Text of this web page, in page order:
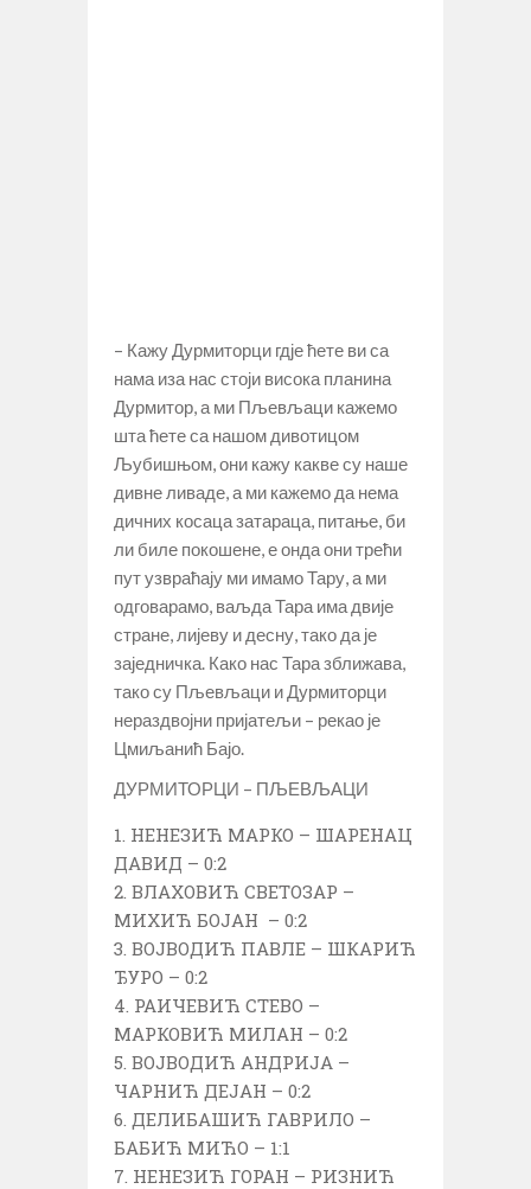
– Кажу Дурмиторци гдје ћете ви са
нама иза нас стоји висока планина
Дурмитор, а ми Пљевљаци кажемо
шта ћете са нашом дивотицом
Љубишњом, они кажу какве су наше
дивне ливаде, а ми кажемо да нема
дичних косаца затараца, питање, би
ли биле покошене, е онда они трећи
пут узвраћају ми имамо Тару, а ми
одговарамо, ваљда Тара има двије
стране, лијеву и десну, тако да је
заједничка. Како нас Тара зближава,
тако су Пљевљаци и Дурмиторци
нераздвојни пријатељи – рекао је
Цмиљанић Бајо.
ДУРМИТОРЦИ – ПЉЕВЉАЦИ
НЕНЕЗИЋ МАРКО – ШАРЕНАЦ
ДАВИД – 0:2
ВЛАХОВИЋ СВЕТОЗАР –
МИХИЋ БОЈАН – 0:2
ВОЈВОДИЋ ПАВЛЕ – ШКАРИЋ
ЂУРО – 0:2
РАИЧЕВИЋ СТЕВО –
МАРКОВИЋ МИЛАН – 0:2
ВОЈВОДИЋ АНДРИЈА –
ЧАРНИЋ ДЕЈАН – 0:2
ДЕЛИБАШИЋ ГАВРИЛО –
БАБИЋ МИЋО – 1:1
НЕНЕЗИЋ ГОРАН – РИЗНИЋ